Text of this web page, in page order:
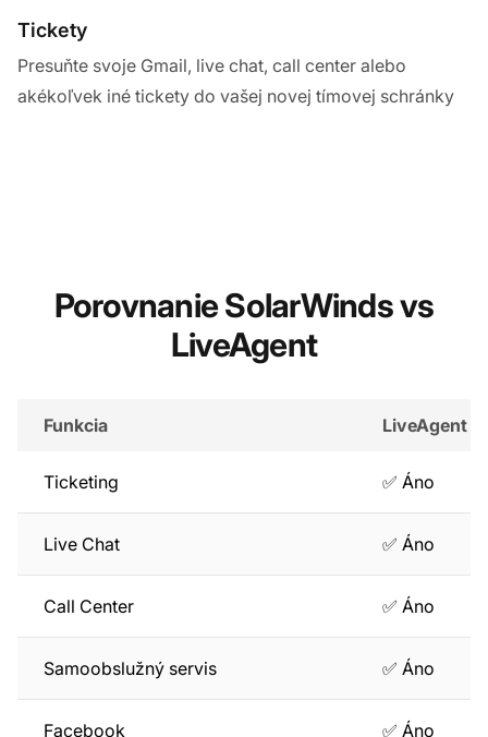
Tickety
Presuňte svoje Gmail, live chat, call center alebo
akékoľvek iné tickety do vašej novej tímovej schránky
Porovnanie SolarWinds vs
LiveAgent
Funkcia LiveAgent
Ticketing ✅ Áno
Live Chat ✅ Áno
Call Center ✅ Áno
Samoobslužný servis ✅ Áno
Facebook ✅ Áno